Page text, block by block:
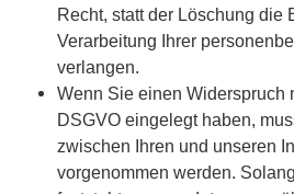
Recht, statt der Löschung die
Verarbeitung Ihrer
verlangen.
Wenn Sie einen Widerspruch
DSGVO eingelegt haben,
zwischen Ihren und unseren
vorgenommen werden.